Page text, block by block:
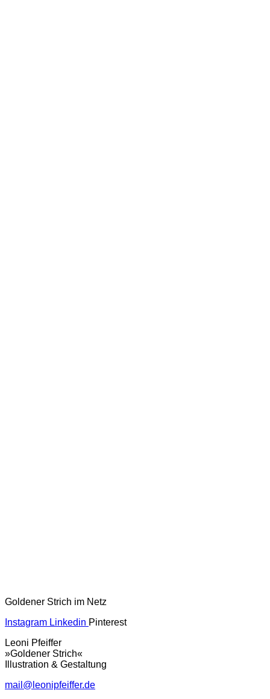
Goldener Strich im Netz
Instagram Linkedin Pinterest
Leoni Pfeiffer
»Goldener Strich«
Illustration & Gestaltung
mail@leonipfeiffer.de